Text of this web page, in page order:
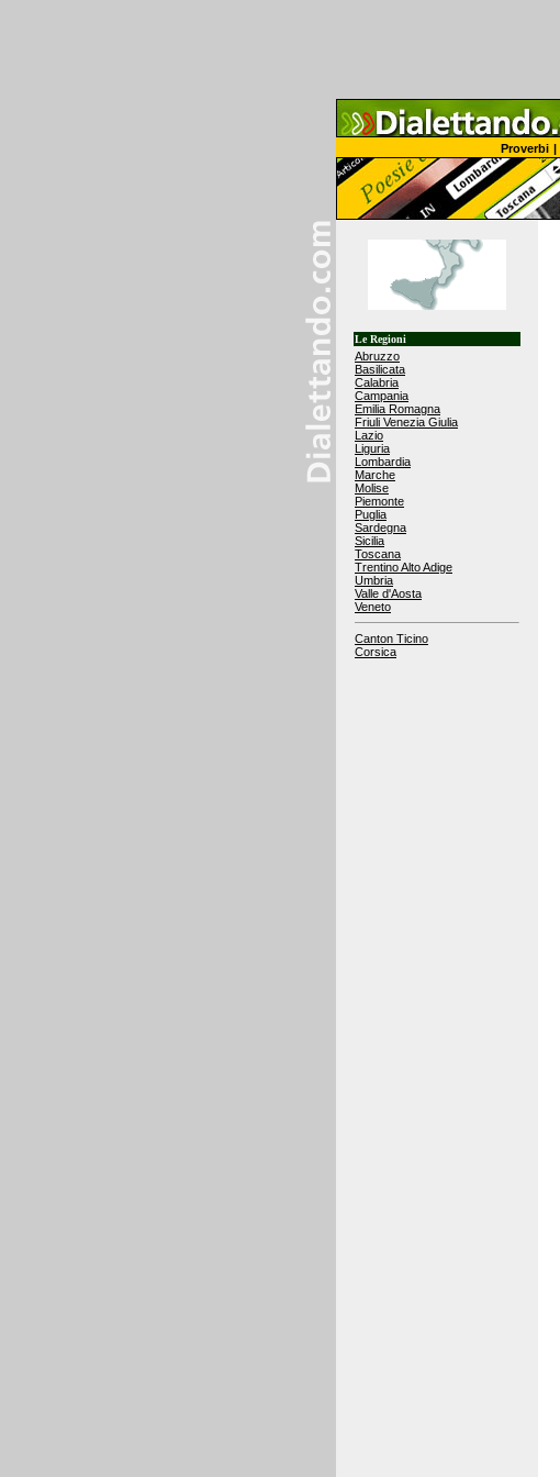
Proverbi |
Le Regioni
Abruzzo
Basilicata
Calabria
Campania
Emilia Romagna
Friuli Venezia Giulia
Lazio
Liguria
Lombardia
Marche
Molise
Piemonte
Puglia
Sardegna
Sicilia
Toscana
Trentino Alto Adige
Umbria
Valle d'Aosta
Veneto
Canton Ticino
Corsica